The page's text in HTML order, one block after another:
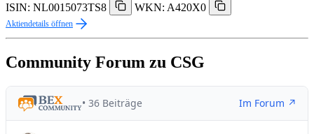
ISIN: NL0015073TS8
WKN: A420X0
Aktiendetails öffnen
Community Forum zu CSG